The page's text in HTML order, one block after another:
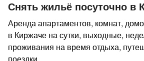
Снять жильё посуточно в
Аренда апартаментов, комнат,
в Киржаче на сутки, выходные,
проживания на время отдыха,